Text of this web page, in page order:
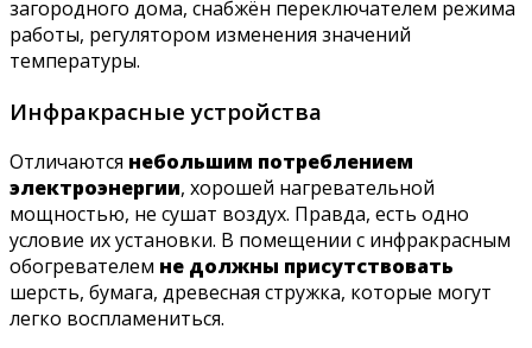
загородного дома, снабжён переключателем режима
работы, регулятором изменения значений
температуры.
Инфракрасные устройства
Отличаются небольшим потреблением
электроэнергии, хорошей нагревательной
мощностью, не сушат воздух. Правда, есть одно
условие их установки. В помещении с инфракрасным
обогревателем не должны присутствовать
шерсть, бумага, древесная стружка, которые могут
легко воспламениться.